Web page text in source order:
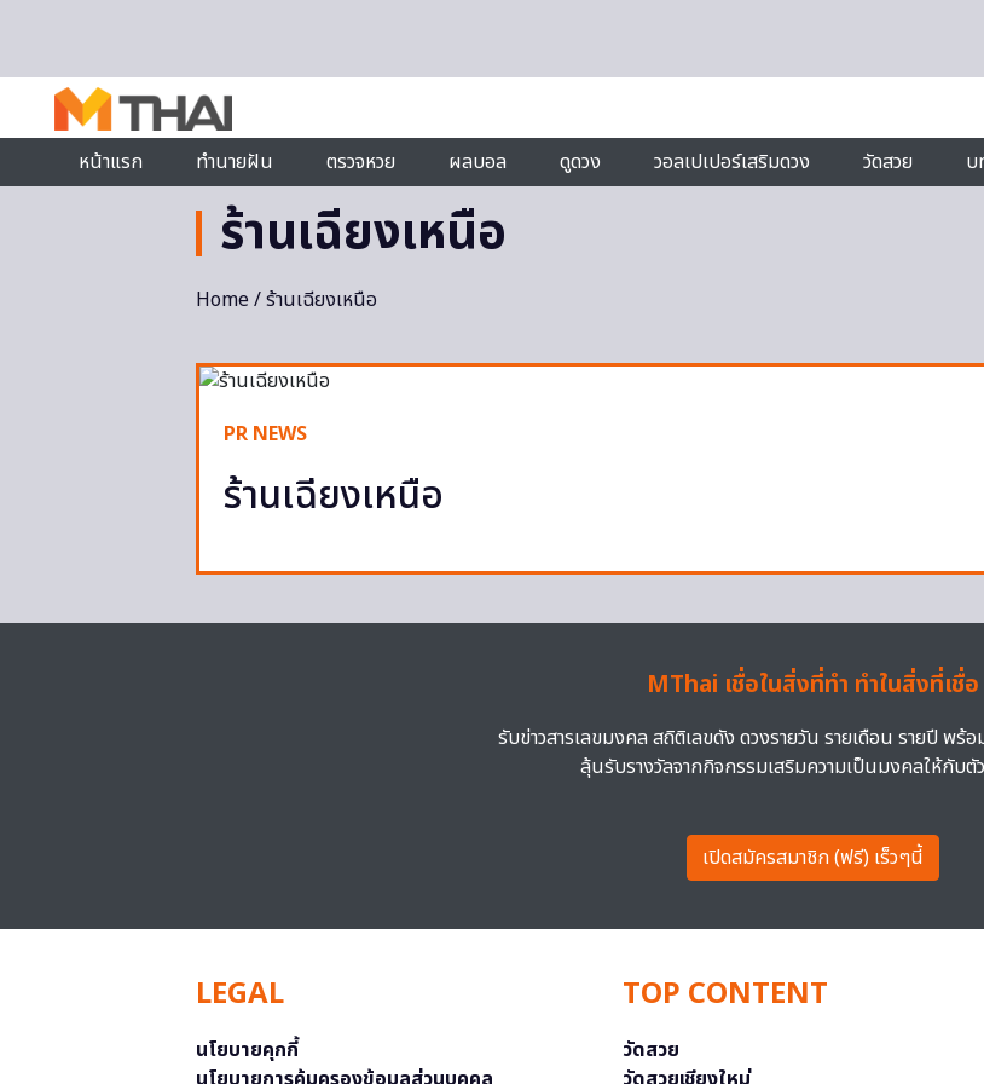
หน้าแรก
ทำนายฝัน ตรวจหวย ผลบอล ดูดวง วอลเปเปอร์เสริมดวง วัดสวย บ
ร้านเฉียงเหนือ
Home/ ร้านเฉียงเหนือ
PR NEWS
ร้านเฉียงเหนือ
MThai เชื่อในสิ่งที่ทำ ทำในสิ่งที่เชื่อ
รับข่าวสารเลขมงคล สถิติเลขดัง ดวงรายวัน รายเดือน รายปี พร้
ลุ้นรับรางวัลจากกิจกรรมเสริมความเป็นมงคลให้กับตั
เปิดสมัครสมาชิก (ฟรี) เร็วๆนี้
LEGAL
นโยบายคุกกี้
TOP CONTENT
วัดสวย